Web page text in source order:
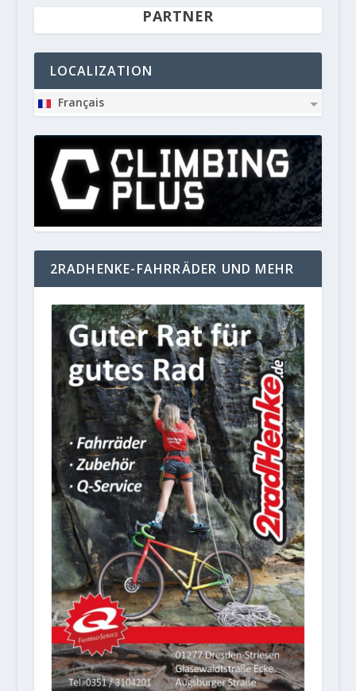
PARTNER
LOCALIZATION
Français
2RADHENKE-FAHRRÄDER UND MEHR